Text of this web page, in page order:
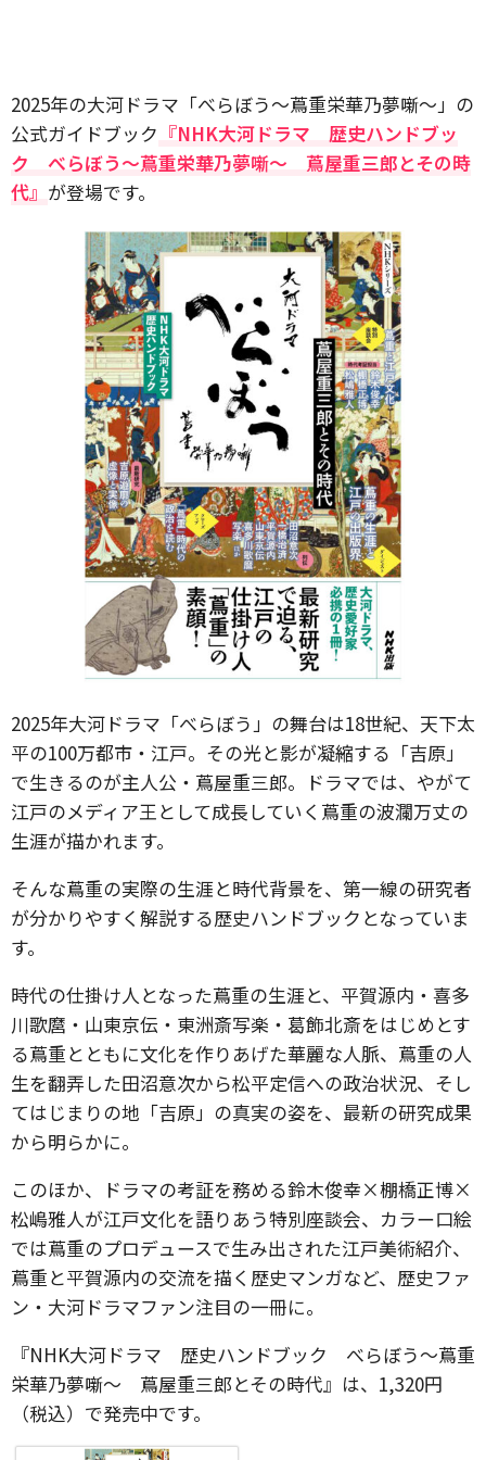
2025年の大河ドラマ「べらぼう～蔦重栄華乃夢噺～」の
公式ガイドブック 『NHK大河ドラマ 歴史ハンドブッ
ク べらぼう～蔦重栄華乃夢噺～ 蔦屋重三郎とその時
代』 が登場です。
2025年大河ドラマ「べらぼう」の舞台は18世紀、天下太
平の100万都市・江戸。その光と影が凝縮する「吉原」
で生きるのが主人公・蔦屋重三郎。ドラマでは、やがて
江戸のメディア王として成長していく蔦重の波瀾万丈の
生涯が描かれます。
そんな蔦重の実際の生涯と時代背景を、第一線の研究者
が分かりやすく解説する歴史ハンドブックとなっていま
す。
時代の仕掛け人となった蔦重の生涯と、平賀源内・喜多
川歌麿・山東京伝・東洲斎写楽・葛飾北斎をはじめとす
る蔦重とともに文化を作りあげた華麗な人脈、蔦重の人
生を翻弄した田沼意次から松平定信への政治状況、そし
てはじまりの地「吉原」の真実の姿を、最新の研究成果
から明らかに。
このほか、ドラマの考証を務める鈴木俊幸×棚橋正博×
松嶋雅人が江戸文化を語りあう特別座談会、カラー口絵
では蔦重のプロデュースで生み出された江戸美術紹介、
蔦重と平賀源内の交流を描く歴史マンガなど、歴史ファ
ン・大河ドラマファン注目の一冊に。
『NHK大河ドラマ 歴史ハンドブック べらぼう～蔦重
栄華乃夢噺～ 蔦屋重三郎とその時代』は、1,320円
（税込）で発売中です。